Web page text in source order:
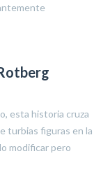
esta historia cruza
turbias figuras en la
modificar pero